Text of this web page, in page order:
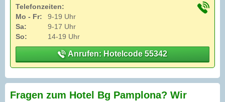
Telefonzeiten:
Mo - Fr:
9-19 Uhr
Sa:
9-17 Uhr
So:
14-19 Uhr
Anrufen: Hotelcode 55342
Fragen zum Hotel Bg Pamplona? Wir